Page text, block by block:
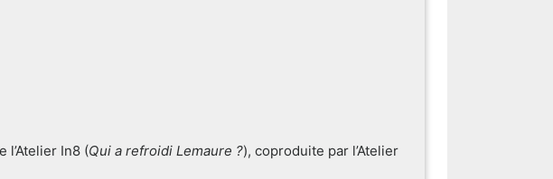
l’Atelier In8 (Qui a refroidi Lemaure ?), coproduite par l’Atelier